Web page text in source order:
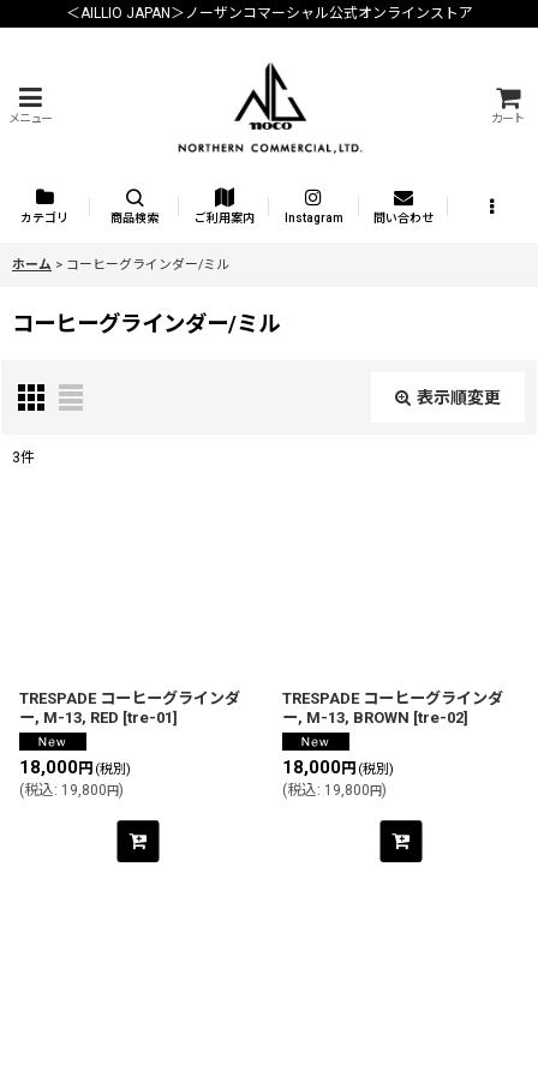
＜AILLIO JAPAN＞ノーザンコマーシャル公式オンラインストア
メニュー カート
カテゴリ 商品検索 ご利用案内 Instagram 問い合わせ
ホーム > コーヒーグラインダー/ミル
コーヒーグラインダー/ミル
表示順変更
3件
TRESPADE コーヒーグラインダ
ー, M-13, RED [tre-01]
18,000円 (税別)
(税込: 19,800円)
TRESPADE コーヒーグラインダ
ー, M-13, BROWN [tre-02]
18,000円 (税別)
(税込: 19,800円)